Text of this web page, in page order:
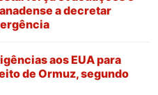
a decretar
aos EUA para
de Ormuz, segundo